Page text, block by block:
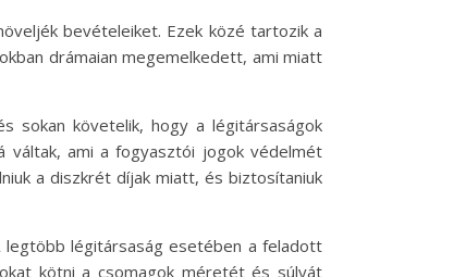
bevételeiket. Ezek közé tartozik a
drámaian megemelkedett, ami miatt
sokan követelik, hogy a légitársaságok
váltak, ami a fogyasztói jogok védelmét
a diszkrét díjak miatt, és biztosítaniuk
legtöbb légitársaság esetében a feladott
kötni a csomagok méretét és súlyát